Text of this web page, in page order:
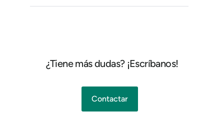
¿Tiene más dudas? ¡Escríbanos!
Contactar